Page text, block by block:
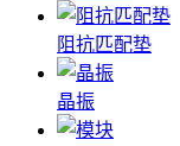
阻抗匹配垫
晶振